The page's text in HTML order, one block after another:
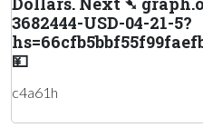
3682444-USD-04-21-5?
💴
c4a61h